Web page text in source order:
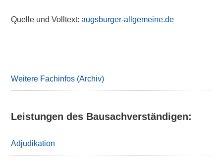
Quelle und Volltext:augsburger-allgemeine.de
Weitere Fachinfos (Archiv)
Leistungen des Bausachverständigen:
Adjudikation